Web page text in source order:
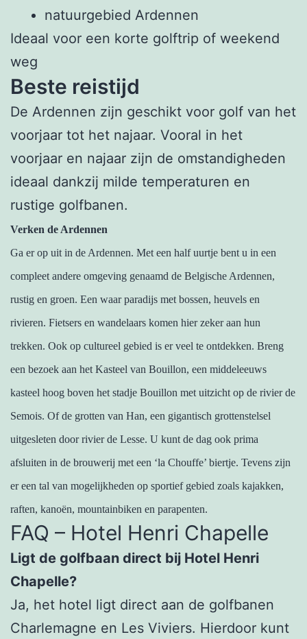
natuurgebied Ardennen
Ideaal voor een korte golftrip of weekend
weg
Beste reistijd
De Ardennen zijn geschikt voor golf van het
voorjaar tot het najaar. Vooral in het
voorjaar en najaar zijn de omstandigheden
ideaal dankzij milde temperaturen en
rustige golfbanen.
Verken de Ardennen
Ga er op uit in de Ardennen. Met een half uurtje bent u in een
compleet andere omgeving genaamd de Belgische Ardennen,
rustig en groen. Een waar paradijs met bossen, heuvels en
rivieren. Fietsers en wandelaars komen hier zeker aan hun
trekken. Ook op cultureel gebied is er veel te ontdekken. Breng
een bezoek aan het Kasteel van Bouillon, een middeleeuws
kasteel hoog boven het stadje Bouillon met uitzicht op de rivier de
Semois. Of de grotten van Han, een gigantisch grottenstelsel
uitgesleten door rivier de Lesse. U kunt de dag ook prima
afsluiten in de brouwerij met een ‘la Chouffe’ biertje. Tevens zijn
er een tal van mogelijkheden op sportief gebied zoals kajakken,
raften, kanoën, mountainbiken en parapenten.
FAQ – Hotel Henri Chapelle
Ligt de golfbaan direct bij Hotel Henri
Chapelle?
Ja, het hotel ligt direct aan de golfbanen
Charlemagne en Les Viviers. Hierdoor kunt